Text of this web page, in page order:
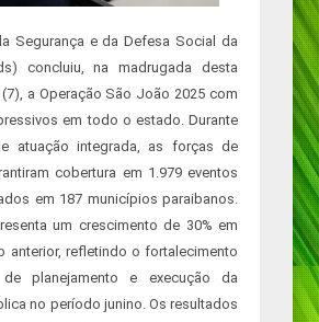
Segurança e da Defesa Social da
concluiu, na madrugada desta
a Operação São João 2025 com
em todo o estado. Durante
atuação integrada, as forças de
cobertura em 1.979 eventos
em 187 municípios paraibanos.
um crescimento de 30% em
anterior, refletindo o fortalecimento
planejamento e execução da
no período junino. Os resultados